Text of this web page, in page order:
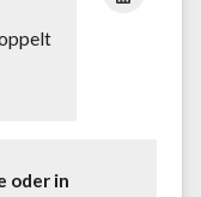
oder in